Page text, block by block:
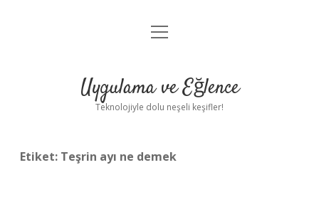
Anasayfa
Yasal Uyarı
menüyü
Uygulama ve Eğlence
Teknolojiyle dolu neşeli keşifler!
Etiket: Teşrin ayı ne demek